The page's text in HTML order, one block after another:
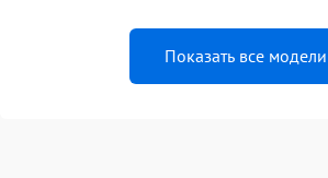
Показать все модели